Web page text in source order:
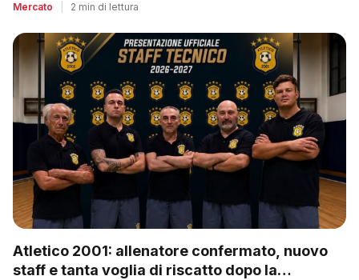
Mercato 2 min di lettura
Atletico 2001: allenatore confermato, nuovo
staff e tanta voglia di riscatto dopo la